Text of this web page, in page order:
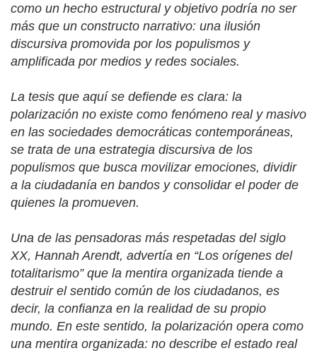
como un hecho estructural y objetivo podría no ser
más que un constructo narrativo: una ilusión
discursiva promovida por los populismos y
amplificada por medios y redes sociales.
La tesis que aquí se defiende es clara: la
polarización no existe como fenómeno real y masivo
en las sociedades democráticas contemporáneas,
se trata de una estrategia discursiva de los
populismos que busca movilizar emociones, dividir
a la ciudadanía en bandos y consolidar el poder de
quienes la promueven.
Una de las pensadoras más respetadas del siglo
XX, Hannah Arendt, advertía en “Los orígenes del
totalitarismo” que la mentira organizada tiende a
destruir el sentido común de los ciudadanos, es
decir, la confianza en la realidad de su propio
mundo. En este sentido, la polarización opera como
una mentira organizada: no describe el estado real